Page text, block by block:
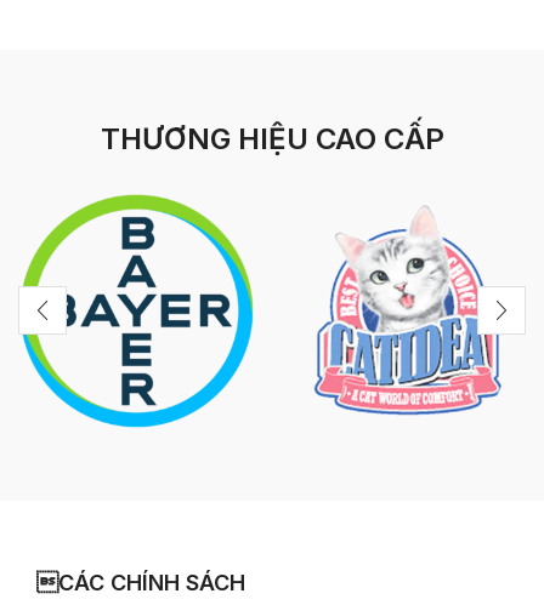
THƯƠNG HIỆU CAO CẤP
CÁC CHÍNH SÁCH